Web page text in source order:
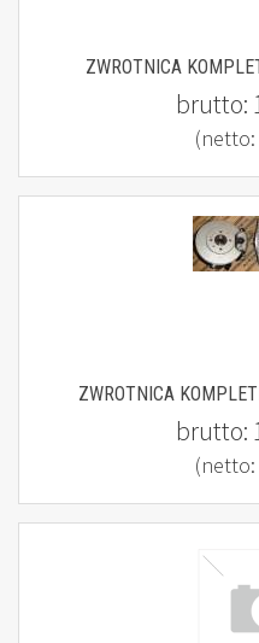
ZWROTNICA
brutto:
(netto:
ZWROTNICA
brutto:
(netto: